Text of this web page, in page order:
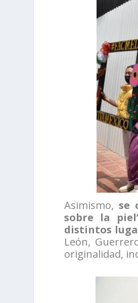
Asimismo,se
sobre la
distintos
León,
originalidad,